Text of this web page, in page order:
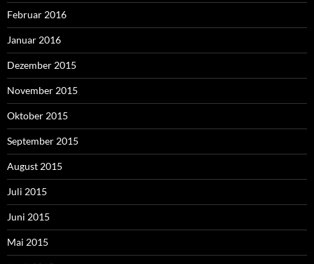
Februar 2016
Januar 2016
Dezember 2015
November 2015
Oktober 2015
September 2015
August 2015
Juli 2015
Juni 2015
Mai 2015